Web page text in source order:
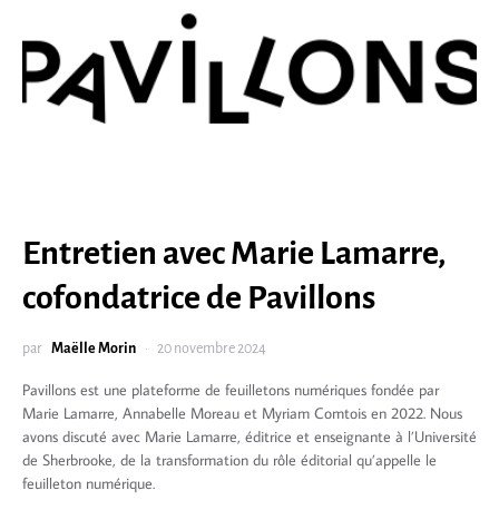
Entretien avec Marie Lamarre,
cofondatrice de Pavillons
par Maëlle Morin 20 novembre 2024
Pavillons est une plateforme de feuilletons numériques fondée par
Marie Lamarre, Annabelle Moreau et Myriam Comtois en 2022. Nous
avons discuté avec Marie Lamarre, éditrice et enseignante à l’Université
de Sherbrooke, de la transformation du rôle éditorial qu’appelle le
feuilleton numérique.